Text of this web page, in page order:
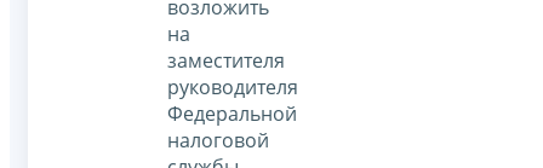
возложить
на
заместителя
руководителя
Федеральной
налоговой